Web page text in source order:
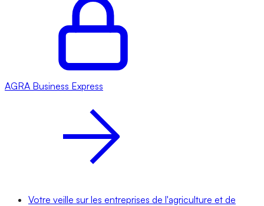
AGRA Business Express
Votre veille sur les entreprises de l'agriculture et de